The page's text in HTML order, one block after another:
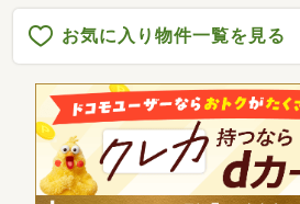
お気に入り物件一覧を見る